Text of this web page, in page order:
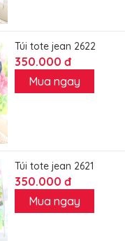
Túi tote jean 2622
350.000 đ
Mua ngay
Túi tote jean 2621
350.000 đ
Mua ngay